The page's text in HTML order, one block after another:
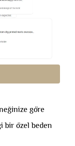
göre
bir özel beden